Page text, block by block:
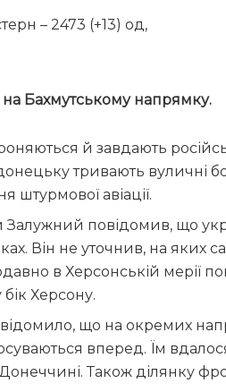
– 2473 (+13) од,
Бахмутському напрямку.
й завдають
тривають вуличні
штурмової авіації.
повідомив, що
Він не уточнив, на яких
в Херсонській мерії
Херсону.
що на окремих
вперед. Їм
Також ділянку